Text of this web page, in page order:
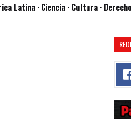
Latina · Ciencia · Cultura ·